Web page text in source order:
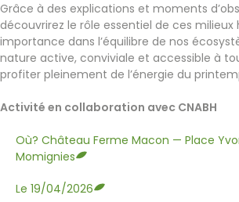
Grâce à des explications et moments
découvrirez le rôle essentiel de ces
importance dans l’équilibre de nos
nature active, conviviale et accessible à
profiter pleinement de l’énergie du
Activité en collaboration avec CNABH
Où? Château Ferme Macon — Place
Momignies
Le 19/04/2026